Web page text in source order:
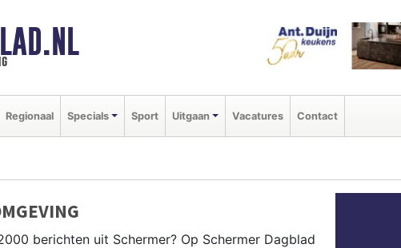
Regionaal Specials Sport Uitgaan Vacatures Contact
berichten uit Schermer? Op Schermer Dagblad